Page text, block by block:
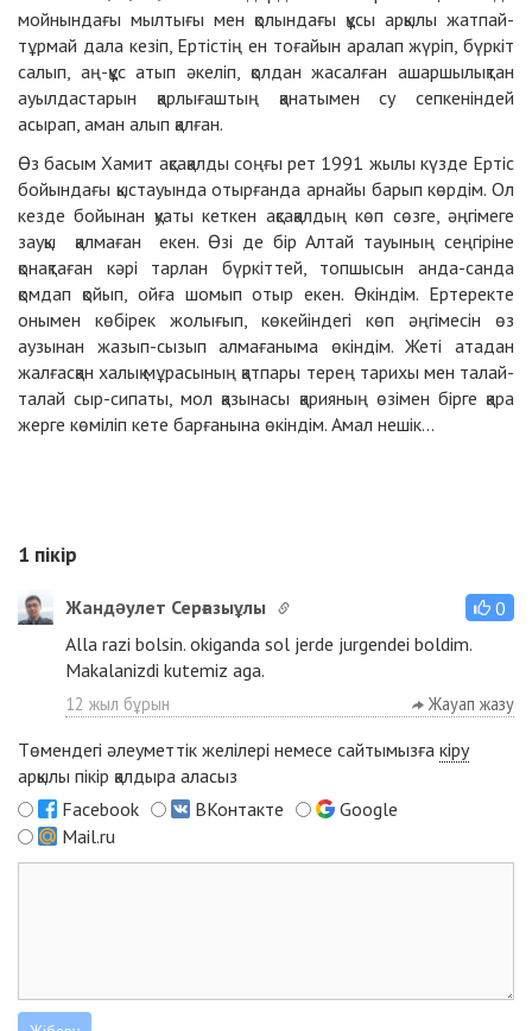
мойнындағы мылтығы мен қолындағы құсы арқылы жатпай-
тұрмай дала кезіп, Ертістің ен тоғайын аралап жүріп, бүркіт
салып, аң-құс атып әкеліп, қолдан жасалған ашаршылықтан
ауылдастарын қарлығаштың қанатымен су сепкеніндей
асырап, аман алып қалған.
Өз басым Хамит ақсақалды соңғы рет 1991 жылы күзде Ертіс
бойындағы қыстауында отырғанда арнайы барып көрдім. Ол
кезде бойынан қуаты кеткен ақсақалдың көп сөзге, әңгімеге
зауқы қалмаған екен. Өзі де бір Алтай тауының сеңгіріне
қонақтаған кәрі тарлан бүркіттей, топшысын анда-санда
қомдап қойып, ойға шомып отыр екен. Өкіндім. Ертеректе
онымен көбірек жолығып, көкейіндегі көп әңгімесін өз
аузынан жазып-сызып алмағаныма өкіндім. Жеті атадан
жалғасқан халық мұрасының қатпары терең тарихы мен талай-
талай сыр-сипаты, мол қазынасы қарияның өзімен бірге қара
жерге көміліп кете барғанына өкіндім. Амал нешік...
1 пікір
Жандəулет Серғазыұлы
0
Alla razi bolsin. okiganda sol jerde jurgendei boldim.
Makalanizdi kutemiz aga.
12 жыл бұрын Жауап жазу
Төмендегі әлеуметтік желілері немесе сайтымызға кіру
арқылы пікір қалдыра аласыз
Facebook
ВКонтакте
Google
Mail.ru